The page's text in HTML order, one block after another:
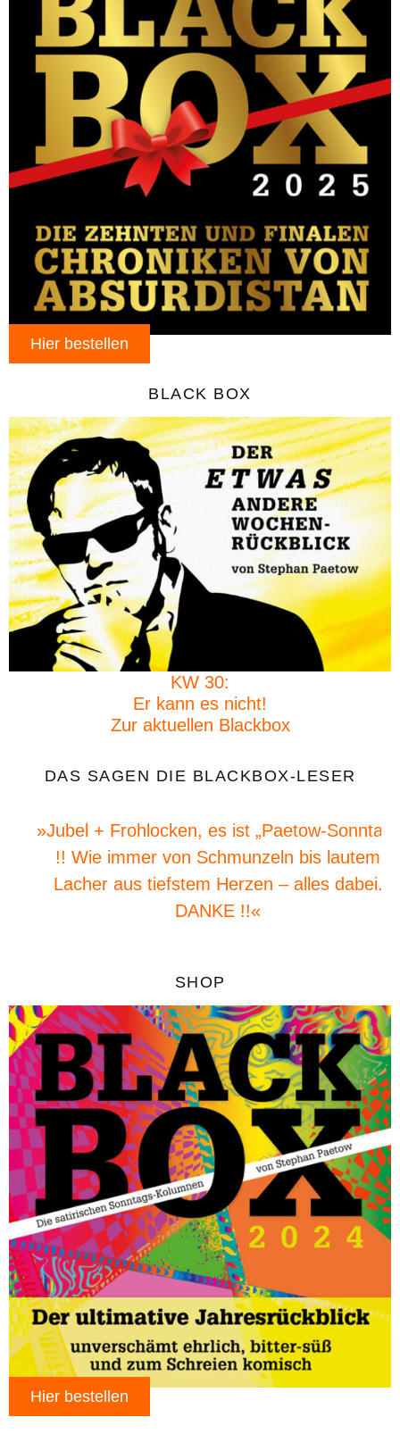
Hier bestellen
BLACK BOX
KW 30:
Er kann es nicht!
Zur aktuellen Blackbox
DAS SAGEN DIE BLACKBOX-LESER
»Jubel + Frohlocken, es ist „Paetow-Sonntag“
!! Wie immer von Schmunzeln bis lautem
Lacher aus tiefstem Herzen – alles dabei.
DANKE !!«
SHOP
Hier bestellen